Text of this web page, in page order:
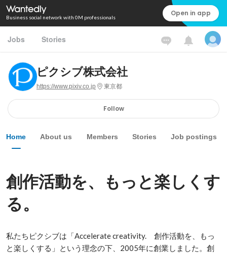
Business social network with 0M professionals Open in app
Jobs Stories
ピクシブ株式会社
https://www.pixiv.co.jp 東京都
Follow
Home About us Members Stories Job postings
創作活動を、もっと楽しくす
る。
私たちピクシブは「Accelerate creativity.　創作活動を、もっ
と楽しくする」という理念の下、2005年に創業しました。創